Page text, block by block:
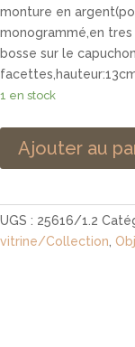
monture en
monogrammé,en
bosse sur le
1 en stock
Ajouter au
UGS : 25616/1.2
vitrine/Collection,